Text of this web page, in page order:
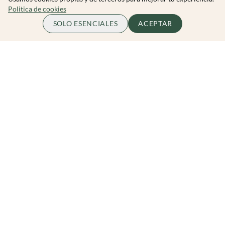
45.00 EUR ME APUNTO
Politica de cookies
SOLO ESENCIALES
ACEPTAR